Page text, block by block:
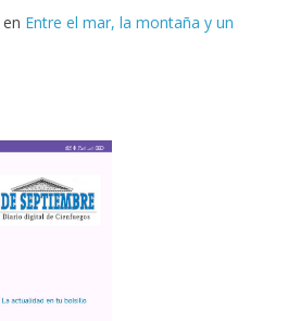
en Entre el mar, la montaña y un